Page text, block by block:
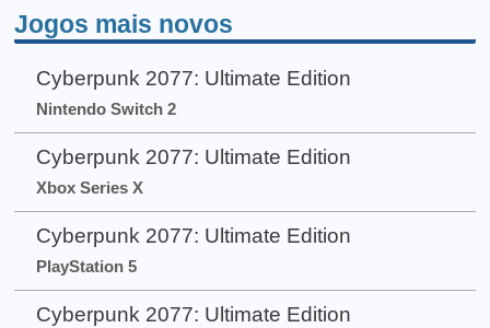
Jogos mais novos
Cyberpunk 2077: Ultimate Edition
Nintendo Switch 2
Cyberpunk 2077: Ultimate Edition
Xbox Series X
Cyberpunk 2077: Ultimate Edition
PlayStation 5
Cyberpunk 2077: Ultimate Edition